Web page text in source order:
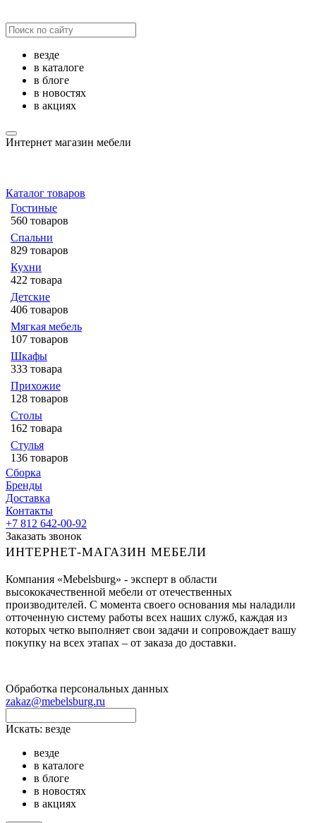
везде
в каталоге
в блоге
в новостях
в акциях
Интернет магазин мебели
Каталог товаров
Гостиные
560 товаров
Спальни
829 товаров
Кухни
422 товара
Детские
406 товаров
Мягкая мебель
107 товаров
Шкафы
333 товара
Прихожие
128 товаров
Столы
162 товара
Стулья
136 товаров
Сборка
Бренды
Доставка
Контакты
+7 812 642-00-92
Заказать звонок
ИНТЕРНЕТ-МАГАЗИН МЕБЕЛИ
Компания «Mebelsburg» - эксперт в области
высококачественной мебели от отечественных
производителей. С момента своего основания мы наладили
отточенную систему работы всех наших служб, каждая из
которых четко выполняет свои задачи и сопровождает вашу
покупку на всех этапах – от заказа до доставки.
Обработка персональных данных
zakaz@mebelsburg.ru
Искать: везде
везде
в каталоге
в блоге
в новостях
в акциях